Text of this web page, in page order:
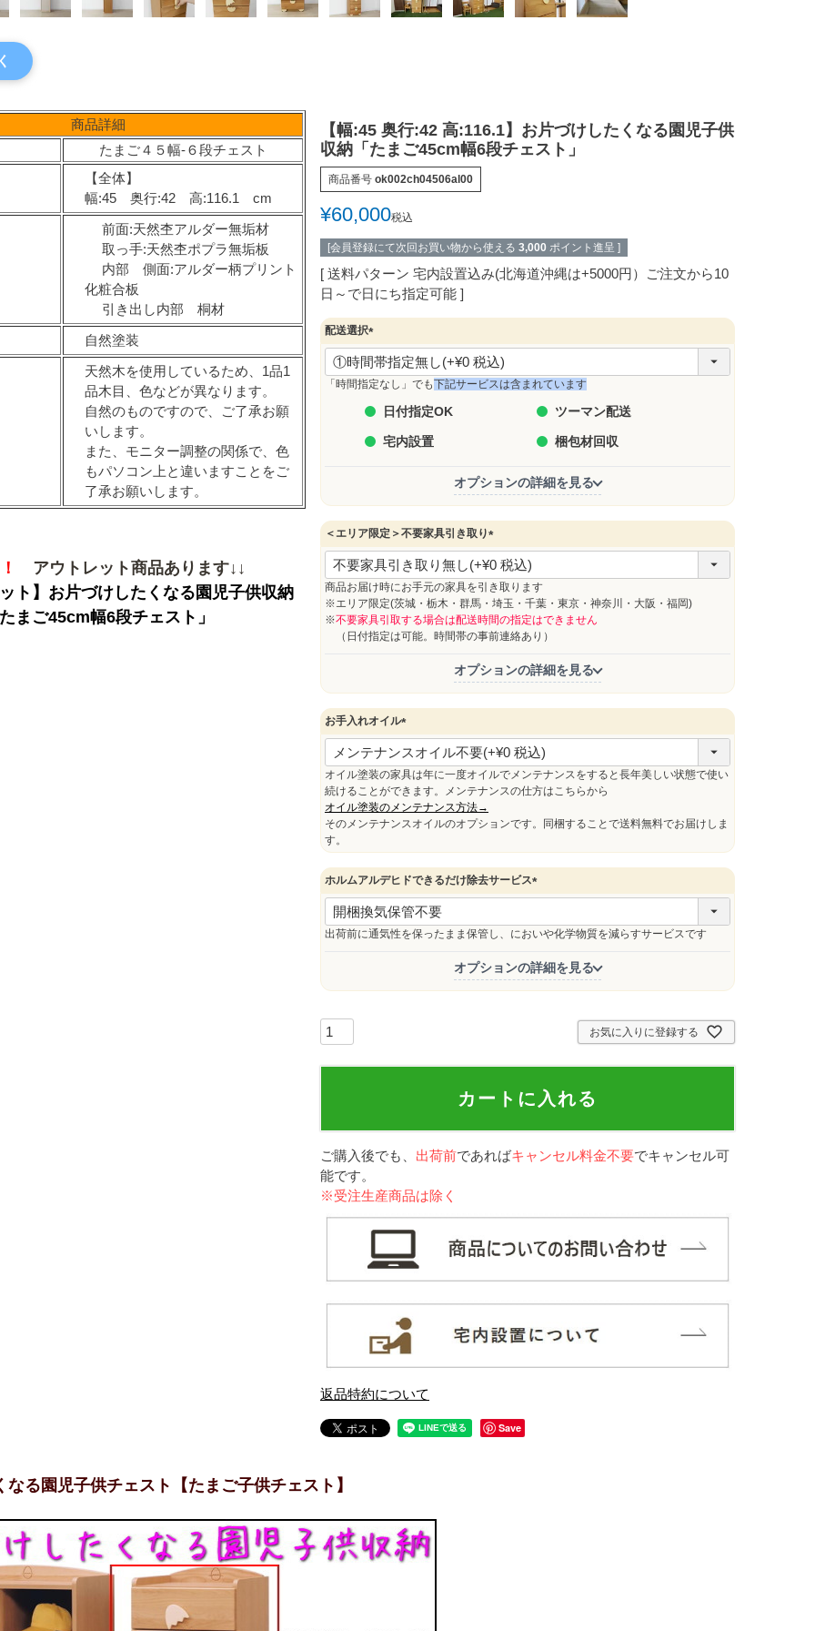
商品詳細
たまご４５幅-６段チェスト
【全体】
幅:45 奥行:42 高:116.1 cm
前面:天然杢アルダー無垢材
取っ手:天然杢ポプラ無垢板
内部 側面:アルダー柄プリント
化粧合板
引き出し内部 桐材
自然塗装
天然木を使用しているため、1品1
品木目、色などが異なります。
自然のものですので、ご了承お願
いします。
また、モニター調整の関係で、色
もパソコン上と違いますことをご
了承お願いします。
アウトレット商品あります↓↓
【幅:45 奥行:42 高:116.1】お片づけしたくなる園児子供
収納「たまご45cm幅6段チェスト」
商品番号 ok002ch04506al00
¥60,000税込
[会員登録にて次回お買い物から使える 3,000 ポイント進呈 ]
送料パターン 宅内設置込み(北海道沖縄は+5000円）ご注文から10
日～で日にち指定可能
配送選択
(
必
須
「時間指定なし」でも下記サービスは含まれています
日付指定OK ツーマン配送
宅内設置 梱包材回収
オプションの詳細を見る
＜エリア限定＞不要家具引き取り
(
必
須
商品お届け時にお手元の家具を引き取ります
※エリア限定(茨城・栃木・群馬・埼玉・千葉・東京・神奈川・大阪・福岡)
※不要家具引取する場合は配送時間の指定はできません
（日付指定は可能。時間帯の事前連絡あり）
オプションの詳細を見る
お手入れオイル
(
必
須
)
オイル塗装の家具は年に一度オイルでメンテナンスをすると長年美しい状態で使い
続けることができます。メンテナンスの仕方はこちらから
オイル塗装のメンテナンス方法→
そのメンテナンスオイルのオプションです。同梱することで送料無料でお届けしま
す。
ホルムアルデヒドできるだけ除去サービス
(
須
出荷前に通気性を保ったまま保管し、においや化学物質を減らすサービスです
オプションの詳細を見る
お気に入りに登録する
カートに入れる
ご購入後でも、 出荷前であればキャンセル料金不要でキャンセル可
能です。
※受注生産商品は除く
返品特約について
Save
なる園児子供チェスト【たまご子供チェスト】